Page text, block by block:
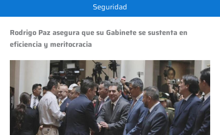
Seguridad
Rodrigo Paz asegura que su Gabinete se sustenta en
eficiencia y meritocracia